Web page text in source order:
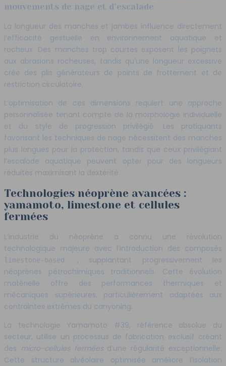
mouvements de nage et d’escalade
La longueur des manches et jambes influence directement
l’efficacité gestuelle en environnement aquatique et
rocheux. Des manches trop courtes exposent les poignets
aux abrasions rocheuses, tandis qu’une longueur excessive
crée des plis générateurs de points de frottement et de
restriction circulatoire.
L’optimisation de ces dimensions requiert une approche
personnalisée tenant compte de la morphologie individuelle
et du style de progression privilégié. Les pratiquants
favorisant les techniques de nage nécessitent des manches
plus longues pour la protection, tandis que ceux privilégiant
l’escalade aquatique peuvent opter pour des longueurs
réduites maximisant la dextérité.
Technologies néoprène avancées :
yamamoto, limestone et cellules
fermées
L’industrie du néoprène a connu une révolution
technologique majeure avec l’introduction des composés
limestone-based , supplantant progressivement les
néoprènes pétrochimiques traditionnels. Cette évolution
matérielle offre des performances thermiques et
mécaniques supérieures, particulièrement adaptées aux
contraintes extrêmes du canyoning.
La technologie Yamamoto #39, référence absolue du
secteur, utilise un processus de fabrication exclusif créant
des micro-cellules fermées d’une régularité exceptionnelle.
Cette structure alvéolaire optimisée améliore l’isolation